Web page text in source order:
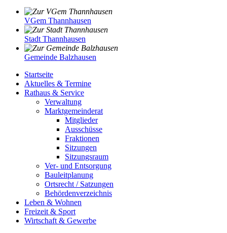
VGem Thannhausen
Stadt Thannhausen
Gemeinde Balzhausen
Startseite
Aktuelles & Termine
Rathaus & Service
Verwaltung
Marktgemeinderat
Mitglieder
Ausschüsse
Fraktionen
Sitzungen
Sitzungsraum
Ver- und Entsorgung
Bauleitplanung
Ortsrecht / Satzungen
Behördenverzeichnis
Leben & Wohnen
Freizeit & Sport
Wirtschaft & Gewerbe